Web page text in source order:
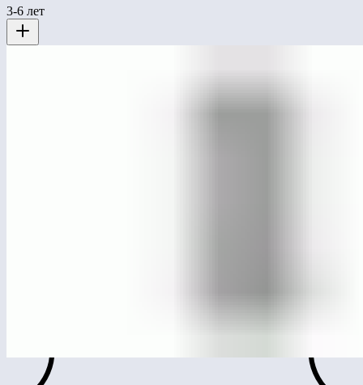
3-6 лет